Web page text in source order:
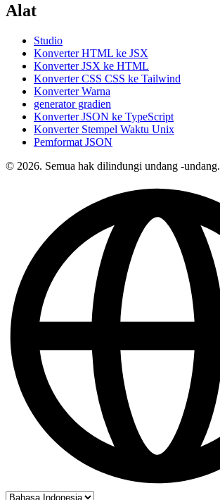
Alat
Studio
Konverter HTML ke JSX
Konverter JSX ke HTML
Konverter CSS CSS ke Tailwind
Konverter Warna
generator gradien
Konverter JSON ke TypeScript
Konverter Stempel Waktu Unix
Pemformat JSON
© 2026. Semua hak dilindungi undang -undang.